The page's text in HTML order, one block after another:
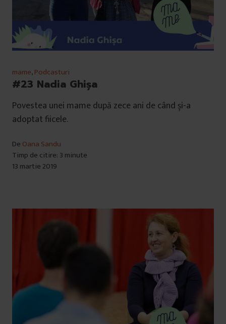
mame,Podcasturi
#23 Nadia Ghișa
Povestea unei mame după zece ani de când și-a
adoptat fiicele.
De Oana Sandu
Timp de citire: 3 minute
13 martie 2019